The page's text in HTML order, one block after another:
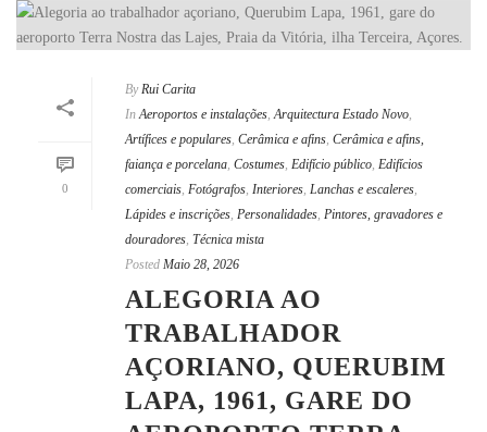
0
By Rui Carita
In Aeroportos e instalações,Arquitectura Estado Novo,
Artífices e populares, Cerâmica e afins, Cerâmica e afins,
faiança e porcelana, Costumes, Edifício público, Edifícios
comerciais, Fotógrafos, Interiores, Lanchas e escaleres,
Lápides e inscrições, Personalidades, Pintores, gravadores e
douradores, Técnica mista
Posted Maio 28, 2026
ALEGORIA AO
TRABALHADOR
AÇORIANO, QUERUBIM
LAPA, 1961, GARE DO